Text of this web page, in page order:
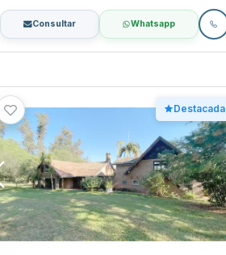
Consultar Whatsapp
Destacada